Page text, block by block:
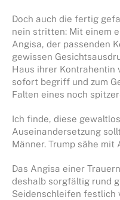
Doch auch die fertig
nein stritten: Mit einem
Angisa, der passenden
gewissen
Haus ihrer Kontrahentin
sofort begriff und zum
Falten eines noch
Ich finde, diese
Auseinandersetzung
Männer. Trump sähe
Das Angisa einer
deshalb sorgfältig rund
Seidenschleifen festlich